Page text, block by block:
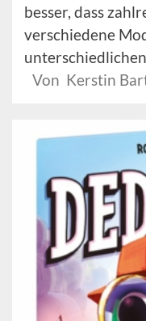
besser, dass
verschiedene
Von Kerstin